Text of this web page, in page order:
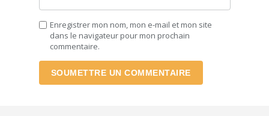
Enregistrer mon nom, mon e-mail et mon site
dans le navigateur pour mon prochain
commentaire.
SOUMETTRE UN COMMENTAIRE